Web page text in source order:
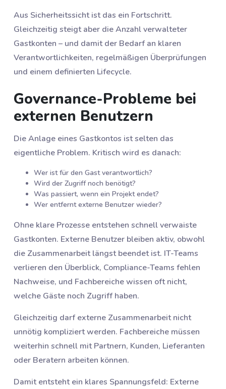
Aus Sicherheitssicht ist das ein Fortschritt.
Gleichzeitig steigt aber die Anzahl verwalteter
Gastkonten – und damit der Bedarf an klaren
Verantwortlichkeiten, regelmäßigen Überprüfungen
und einem definierten Lifecycle.
Governance-Probleme bei
externen Benutzern
Die Anlage eines Gastkontos ist selten das
eigentliche Problem. Kritisch wird es danach:
Wer ist für den Gast verantwortlich?
Wird der Zugriff noch benötigt?
Was passiert, wenn ein Projekt endet?
Wer entfernt externe Benutzer wieder?
Ohne klare Prozesse entstehen schnell verwaiste
Gastkonten. Externe Benutzer bleiben aktiv, obwohl
die Zusammenarbeit längst beendet ist. IT-Teams
verlieren den Überblick, Compliance-Teams fehlen
Nachweise, und Fachbereiche wissen oft nicht,
welche Gäste noch Zugriff haben.
Gleichzeitig darf externe Zusammenarbeit nicht
unnötig kompliziert werden. Fachbereiche müssen
weiterhin schnell mit Partnern, Kunden, Lieferanten
oder Beratern arbeiten können.
Damit entsteht ein klares Spannungsfeld: Externe